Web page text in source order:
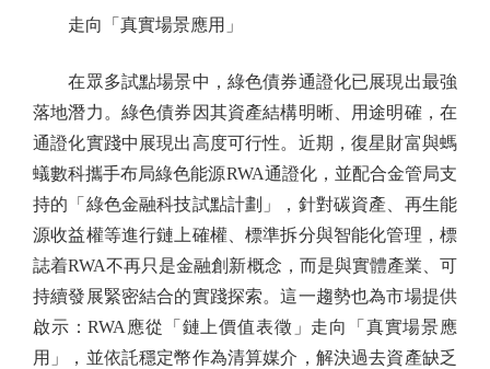
走向「真實場景應用」
在眾多試點場景中，綠色債券通證化已展現出最強
落地潛力。綠色債券因其資產結構明晰、用途明確，在
通證化實踐中展現出高度可行性。近期，復星財富與螞
蟻數科攜手布局綠色能源RWA通證化，並配合金管局支
持的「綠色金融科技試點計劃」，針對碳資產、再生能
源收益權等進行鏈上確權、標準拆分與智能化管理，標
誌着RWA不再只是金融創新概念，而是與實體產業、可
持續發展緊密結合的實踐探索。這一趨勢也為市場提供
啟示：RWA應從「鏈上價值表徵」走向「真實場景應
用」，並依託穩定幣作為清算媒介，解決過去資產缺乏